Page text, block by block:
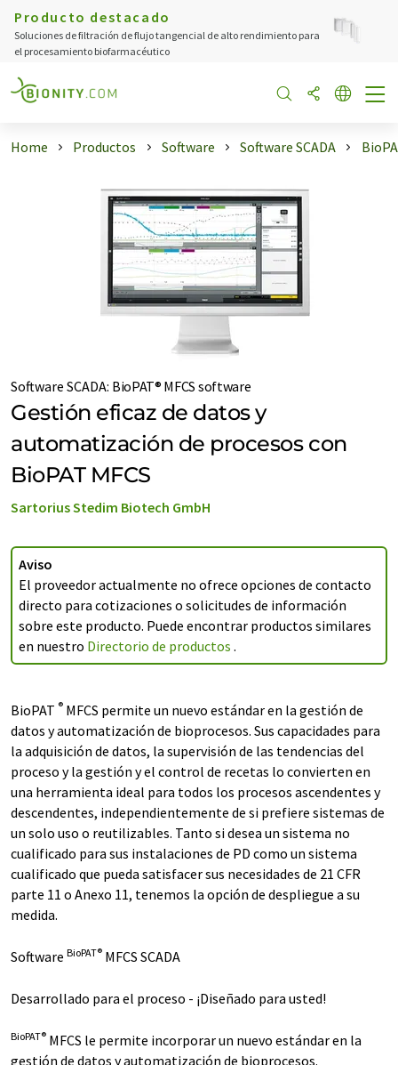
Producto destacado
Soluciones de filtración de flujo tangencial de alto rendimiento para
el procesamiento biofarmacéutico
Home Productos Software Software SCADA
Software SCADA: BioPAT® MFCS software
Gestión eficaz de datos y
automatización de procesos con
BioPAT MFCS
Sartorius Stedim Biotech GmbH
Aviso
El proveedor actualmente no ofrece opciones de contacto
directo para cotizaciones o solicitudes de información
sobre este producto. Puede encontrar productos similares
en nuestro Directorio de productos .
BioPAT ® MFCS permite un nuevo estándar en la gestión de
datos y automatización de bioprocesos. Sus capacidades para
la adquisición de datos, la supervisión de las tendencias del
proceso y la gestión y el control de recetas lo convierten en
una herramienta ideal para todos los procesos ascendentes y
descendentes, independientemente de si prefiere sistemas de
un solo uso o reutilizables. Tanto si desea un sistema no
cualificado para sus instalaciones de PD como un sistema
cualificado que pueda satisfacer sus necesidades de 21 CFR
parte 11 o Anexo 11, tenemos la opción de despliegue a su
medida.
Software BioPAT® MFCS SCADA
Desarrollado para el proceso - ¡Diseñado para usted!
BioPAT® MFCS le permite incorporar un nuevo estándar en la
gestión de datos y automatización de bioprocesos.